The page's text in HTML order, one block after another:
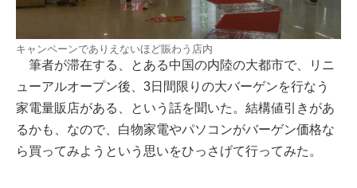
キャンペーンでありえないほど賑わう店内
筆者が滞在する、とある中国の内陸の大都市で、リニ
ューアルオープン後、3日間限りの大バーゲンを行なう
家電量販店がある、という話を聞いた。結構値引きがあ
るかも、なので、白物家電やパソコンがバーゲン価格な
ら買ってみようという思いをひっさげて行ってみた。